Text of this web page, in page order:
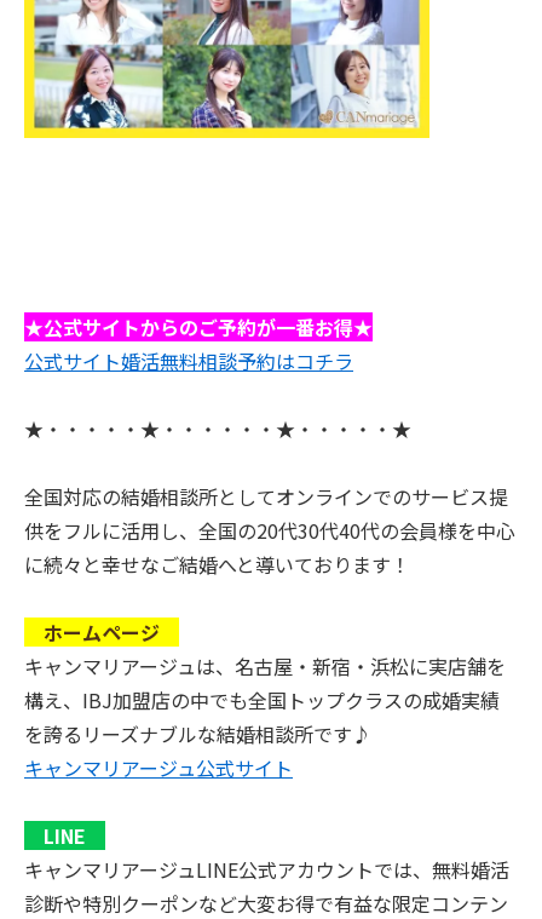
★公式サイトからのご予約が一番お得★
公式サイト婚活無料相談予約はコチラ
★・・・・・★・・・・・・★・・・・・★
全国対応の結婚相談所としてオンラインでのサービス提
供をフルに活用し、全国の20代30代40代の会員様を中心
に続々と幸せなご結婚へと導いております！
ホームページ
キャンマリアージュは、名古屋・新宿・浜松に実店舗を
構え、IBJ加盟店の中でも全国トップクラスの成婚実績
を誇るリーズナブルな結婚相談所です♪
キャンマリアージュ公式サイト
LINE
キャンマリアージュLINE公式アカウントでは、無料婚活
診断や特別クーポンなど大変お得で有益な限定コンテン